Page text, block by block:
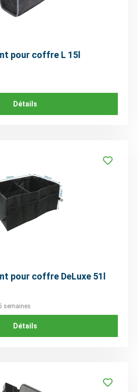
pour coffre L 15l
Détails
pour coffre DeLuxe 51l
semaines
Détails